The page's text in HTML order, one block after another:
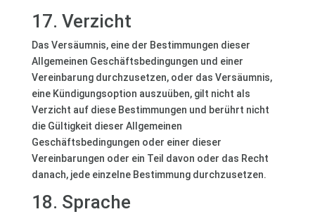
17. Verzicht
Das Versäumnis, eine der Bestimmungen dieser
Allgemeinen Geschäftsbedingungen und einer
Vereinbarung durchzusetzen, oder das Versäumnis,
eine Kündigungsoption auszuüben, gilt nicht als
Verzicht auf diese Bestimmungen und berührt nicht
die Gültigkeit dieser Allgemeinen
Geschäftsbedingungen oder einer dieser
Vereinbarungen oder ein Teil davon oder das Recht
danach, jede einzelne Bestimmung durchzusetzen.
18. Sprache